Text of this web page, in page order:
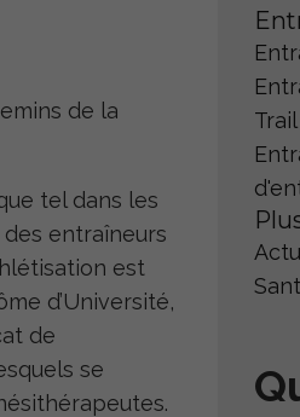
de la
tel dans les
entraîneurs
est
d’Université,
de
se
Trail